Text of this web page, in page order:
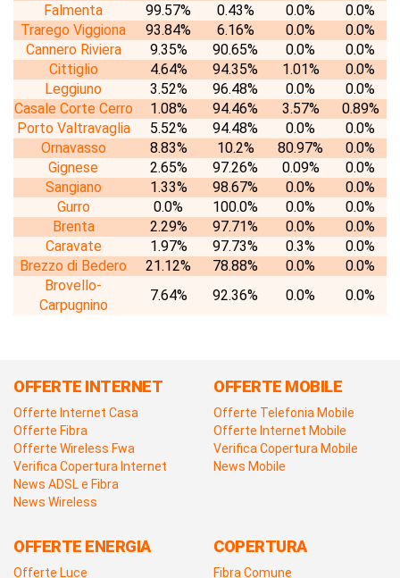
Falmenta
99.57% 0.43% 0.0%
0.0%
Trarego Viggiona
93.84% 6.16% 0.0%
0.0%
Cannero Riviera
9.35% 90.65% 0.0%
0.0%
Cittiglio
4.64% 94.35% 1.01%
0.0%
Leggiuno
3.52% 96.48% 0.0%
0.0%
Casale Corte Cerro
1.08% 94.46% 3.57%
0.89%
Porto Valtravaglia
5.52% 94.48% 0.0%
0.0%
Ornavasso
8.83% 10.2% 80.97%
0.0%
Gignese
2.65% 97.26% 0.09%
0.0%
Sangiano
1.33% 98.67% 0.0%
0.0%
Gurro
0.0% 100.0% 0.0%
0.0%
Brenta
2.29% 97.71% 0.0%
0.0%
Caravate
1.97% 97.73% 0.3%
0.0%
Brezzo di Bedero
21.12% 78.88% 0.0%
0.0%
Brovello-
Carpugnino
7.64% 92.36% 0.0% 0.0%
OFFERTE INTERNET
Offerte Internet Casa
Offerte Fibra
Offerte Wireless Fwa
Verifica Copertura Internet
News ADSL e Fibra
News Wireless
OFFERTE MOBILE
Offerte Telefonia Mobile
Offerte Internet Mobile
Verifica Copertura Mobile
News Mobile
OFFERTE ENERGIA
Offerte Luce
COPERTURA
Fibra Comune